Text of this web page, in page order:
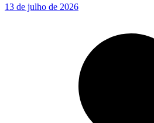
13 de julho de 2026